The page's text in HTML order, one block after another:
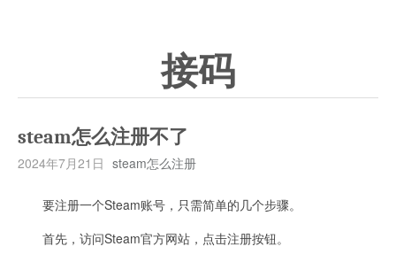
接码
steam怎么注册不了
2024年7月21日 steam怎么注册
要注册一个Steam账号，只需简单的几个步骤。
首先，访问Steam官方网站，点击注册按钮。